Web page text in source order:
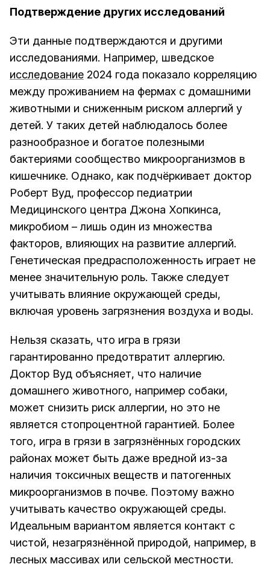
Подтверждение других исследований
Эти данные подтверждаются и другими
исследованиями. Например, шведское
исследование 2024 года показало корреляцию
между проживанием на фермах с домашними
животными и сниженным риском аллергий у
детей. У таких детей наблюдалось более
разнообразное и богатое полезными
бактериями сообщество микроорганизмов в
кишечнике. Однако, как подчёркивает доктор
Роберт Вуд, профессор педиатрии
Медицинского центра Джона Хопкинса,
микробиом – лишь один из множества
факторов, влияющих на развитие аллергий.
Генетическая предрасположенность играет не
менее значительную роль. Также следует
учитывать влияние окружающей среды,
включая уровень загрязнения воздуха и воды.
Нельзя сказать, что игра в грязи
гарантированно предотвратит аллергию.
Доктор Вуд объясняет, что наличие
домашнего животного, например собаки,
может снизить риск аллергии, но это не
является стопроцентной гарантией. Более
того, игра в грязи в загрязнённых городских
районах может быть даже вредной из-за
наличия токсичных веществ и патогенных
микроорганизмов в почве. Поэтому важно
учитывать качество окружающей среды.
Идеальным вариантом является контакт с
чистой, незагрязнённой природой, например, в
лесных массивах или сельской местности.